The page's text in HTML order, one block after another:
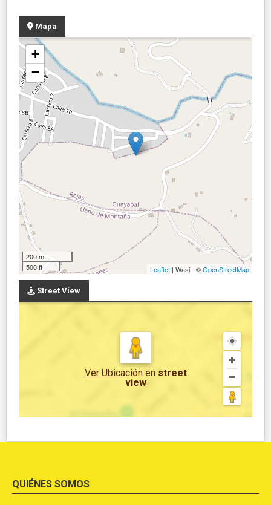
Mapa
+
−
200 m
500 ft
Leaflet | Wasi - ©OpenStreetMap
Street View
Ver Ubicación en street
view
QUIÉNES SOMOS